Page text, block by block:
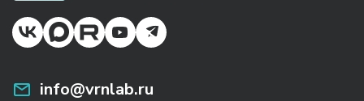
info@vrnlab.ru